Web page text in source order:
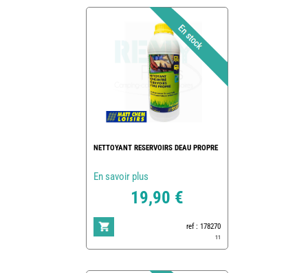
NETTOYANT RESERVOIRS DEAU PROPRE
En savoir plus
19,90 €
ref : 178270
11